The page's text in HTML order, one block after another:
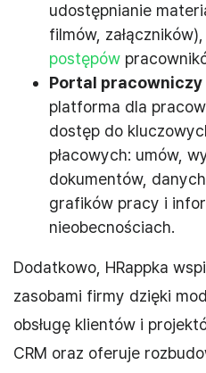
udostępnianie
filmów,
postępów
Portal pracowniczy
platforma dla
dostęp do
płacowych: umów,
dokumentów,
grafików pracy i
nieobecnościach.
Dodatkowo, HRappka
zasobami firmy dzięki
obsługę klientów i
CRM oraz oferuje